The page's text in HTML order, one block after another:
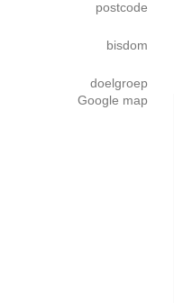
postcode
bisdom
doelgroep
Google map